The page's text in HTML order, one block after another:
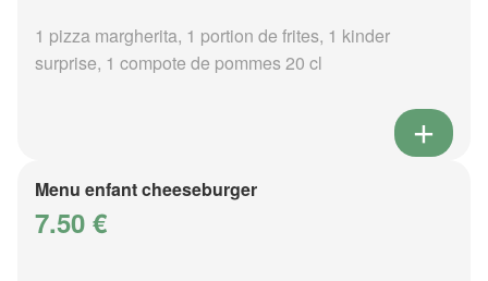
1 pizza margherita, 1 portion de frites, 1 kinder
surprise, 1 compote de pommes 20 cl
Menu enfant cheeseburger
7.50 €